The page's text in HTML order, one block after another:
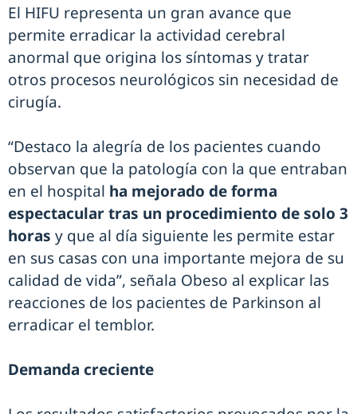
El HIFU representa un gran avance que
permite erradicar la actividad cerebral
anormal que origina los síntomas y tratar
otros procesos neurológicos sin necesidad de
cirugía.
“Destaco la alegría de los pacientes cuando
observan que la patología con la que entraban
en el hospital ha mejorado de forma
espectacular tras un procedimiento de solo 3
horas y que al día siguiente les permite estar
en sus casas con una importante mejora de su
calidad de vida”, señala Obeso al explicar las
reacciones de los pacientes de Parkinson al
erradicar el temblor.
Demanda creciente